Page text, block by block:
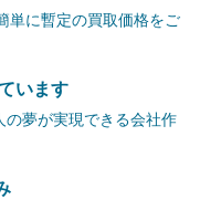
単に暫定の買取価格をご
います
夢が実現できる会社作